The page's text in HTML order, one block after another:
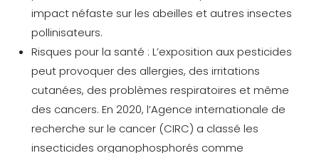
impact néfaste sur les abeilles et autres insectes
pollinisateurs.
Risques pour la santé : L’exposition aux pesticides
peut provoquer des allergies, des irritations
cutanées, des problèmes respiratoires et même
des cancers. En 2020, l’Agence internationale de
recherche sur le cancer (CIRC) a classé les
insecticides organophosphorés comme